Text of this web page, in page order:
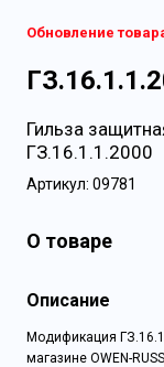
Обновление
Гильза
ГЗ.16.1.1.2000
Артикул: 09781
О товаре
Описание
Модификация
магазине OWEN-